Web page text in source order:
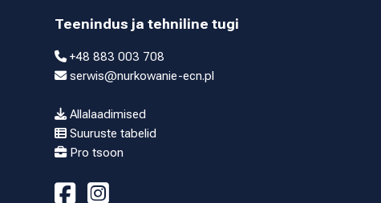
Teenindus ja tehniline tugi
+48 883 003 708
serwis@nurkowanie-ecn.pl
Allalaadimised
Suuruste tabelid
Pro tsoon